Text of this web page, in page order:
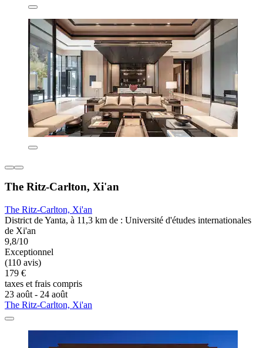
The Ritz-Carlton, Xi'an
The Ritz-Carlton, Xi'an
District de Yanta, à 11,3 km de : Université d'études internationales
de Xi'an
9,8/10
Exceptionnel
(110 avis)
179 €
taxes et frais compris
23 août - 24 août
The Ritz-Carlton, Xi'an